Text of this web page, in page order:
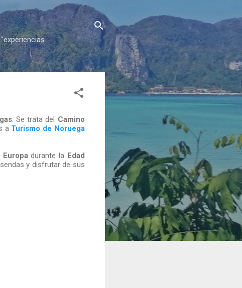
. Se trata del Camino
a Turismo de Noruega
durante la Edad
y disfrutar de sus